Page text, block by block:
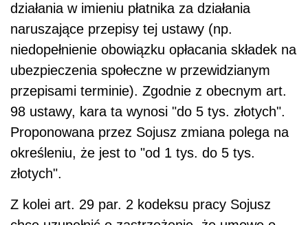
działania w imieniu płatnika za działania
naruszające przepisy tej ustawy (np.
niedopełnienie obowiązku opłacania składek na
ubezpieczenia społeczne w przewidzianym
przepisami terminie). Zgodnie z obecnym art.
98 ustawy, kara ta wynosi "do 5 tys. złotych".
Proponowana przez Sojusz zmiana polega na
określeniu, że jest to "od 1 tys. do 5 tys.
złotych".
Z kolei art. 29 par. 2 kodeksu pracy Sojusz